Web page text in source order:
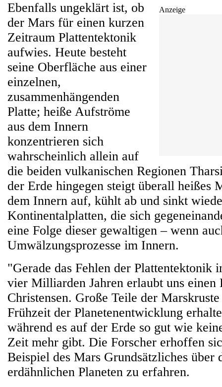
Anzeige
Ebenfalls ungeklärt ist, ob
der Mars für einen kurzen
Zeitraum Plattentektonik
aufwies. Heute besteht
seine Oberfläche aus einer
einzelnen,
zusammenhängenden
Platte; heiße Aufströme
aus dem Innern
konzentrieren sich
wahrscheinlich allein auf
die beiden vulkanischen Regionen
der Erde hingegen steigt überall heißes
dem Innern auf, kühlt ab und sinkt
Kontinentalplatten, die sich
eine Folge dieser gewaltigen – wenn
Umwälzungsprozesse im Innern.
"Gerade das Fehlen der Plattentektonik
vier Milliarden Jahren erlaubt uns
Christensen. Große Teile der
Frühzeit der Planetenentwicklung
während es auf der Erde so gut wie
Zeit mehr gibt. Die Forscher erhoffen
Beispiel des Mars Grundsätzliches über
erdähnlichen Planeten zu erfahren.